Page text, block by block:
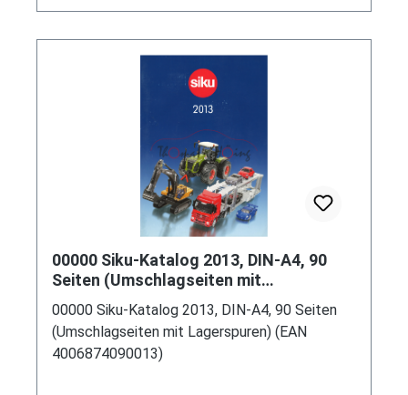
00000 Siku-Katalog 2013, DIN-A4, 90
Seiten (Umschlagseiten mit
Lagerspuren) (EAN 4006874090013)
00000 Siku-Katalog 2013, DIN-A4, 90 Seiten
(Umschlagseiten mit Lagerspuren) (EAN
4006874090013)